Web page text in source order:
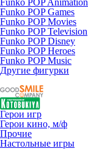
Funko POP Animation
Funko POP Games
Funko POP Movies
Funko POP Television
Funko POP Disney
Funko POP Heroes
Funko POP Music
Другие фигурки
Герои игр
Герои кино, м/ф
Прочие
Настольные игры